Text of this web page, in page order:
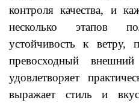
контроля качества, и
несколько этапов
устойчивость к ветру,
превосходный
удовлетворяет
выражает стиль и